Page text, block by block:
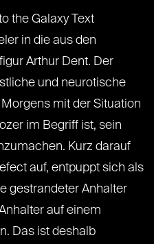
the Galaxy Text
in die aus den
Arthur Dent. Der
und neurotische
mit der Situation
im Begriff ist, sein
Kurz darauf
auf, entpuppt sich als
gestrandeter Anhalter
auf einem
Das ist deshalb